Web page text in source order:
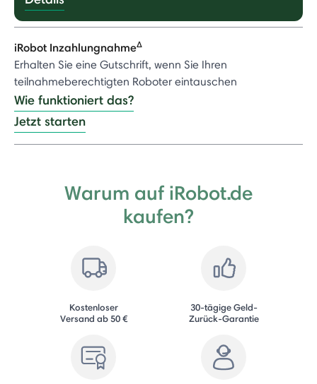
iRobot InzahlungnahmeΔ
Erhalten Sie eine Gutschrift, wenn Sie Ihren
teilnahmeberechtigten Roboter eintauschen
Wie funktioniert das?
Jetzt starten
Warum auf iRobot.de
kaufen?
Kostenloser
Versand ab 50 €
30-tägige Geld-
Zurück-Garantie